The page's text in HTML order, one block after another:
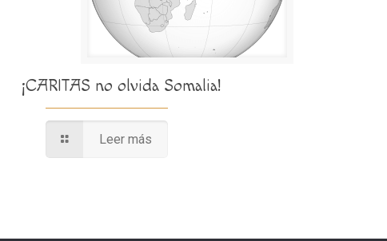
¡CARITAS no olvida Somalia!
Leer más